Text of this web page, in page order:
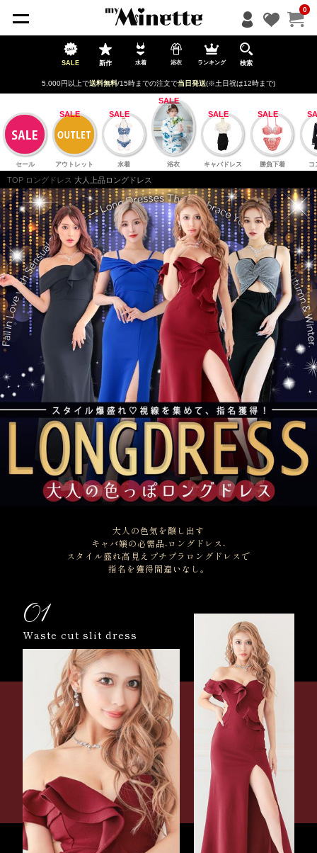
0
SALE 新作 水着 浴衣 ランキング 検索
5,000円以上で送料無料/15時までの注文で当日発送(※土日祝は12時まで)
セール アウトレット 水着 浴衣 キャバドレス 勝負下着 コ
TOP ロングドレス 大人上品ロングドレス
大人の色気を醸し出す
キャバ嬢の必需品-ロングドレス-
スタイル盛れ高見えプチプラロングドレスで
指名を獲得間違いなし。
01
Waste cut slit dress
ペー
ジト
ップ